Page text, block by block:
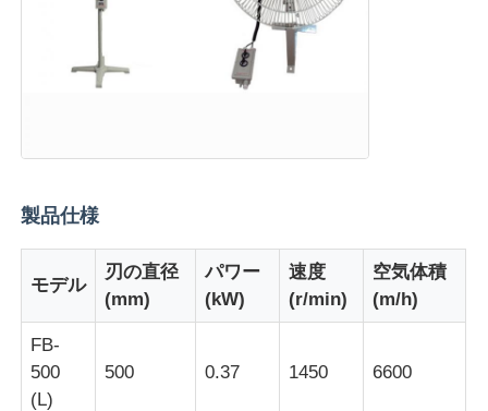
ホーム
製品
企業情報
製品仕様
モデル
刃の直径
(mm)
パワー
(kW)
速度
(r/min)
空気体積
(m/h)
FB-
500
(L)
500 0.37 1450 6600